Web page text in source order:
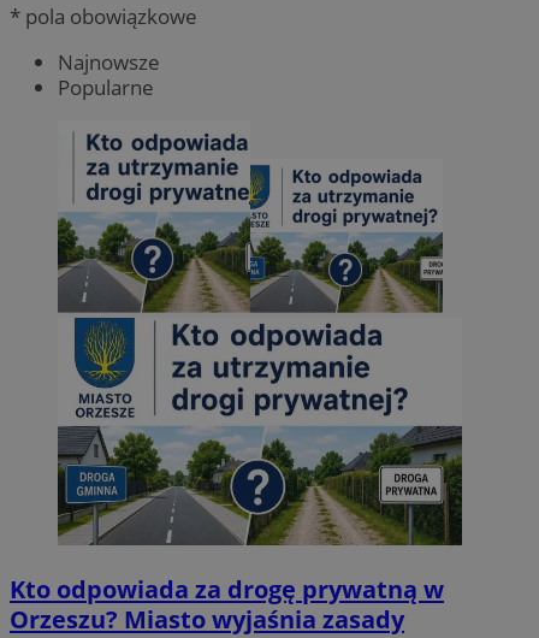
* pola obowiązkowe
Najnowsze
Popularne
Kto odpowiada za drogę prywatną w
Orzeszu? Miasto wyjaśnia zasady